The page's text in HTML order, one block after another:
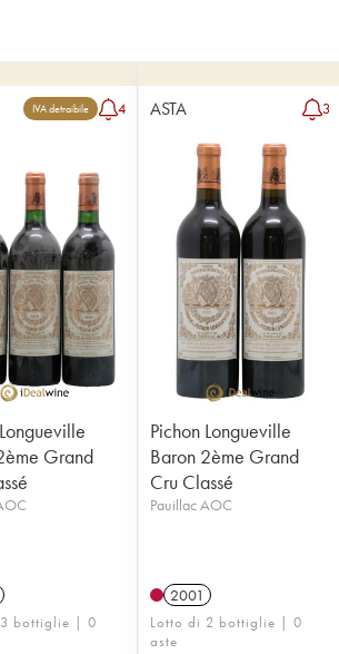
IVA detraibile 4
Grand
bottiglie | 0
ASTA 3
Pichon Longueville
Baron 2ème Grand
Cru Classé
Pauillac AOC
2001
Lotto di 2 bottiglie | 0
aste